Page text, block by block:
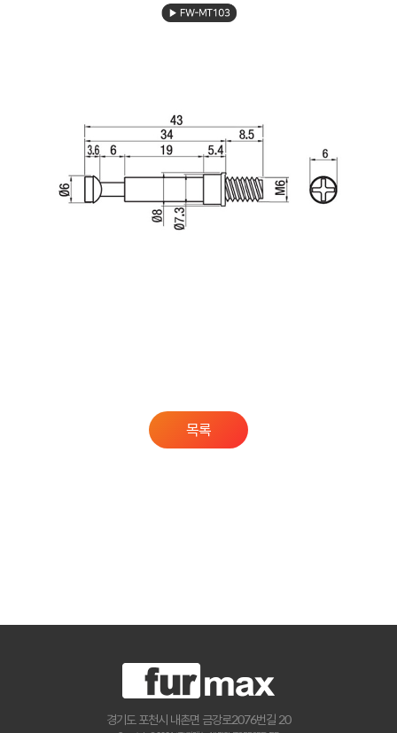
목록
경기도 포천시 내촌면 금강로2076번길 20